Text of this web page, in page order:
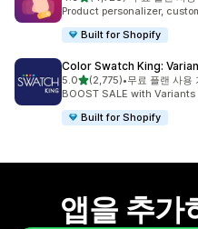
총 리뷰 4726개
Product personalizer,
Built for Shopify
Color Swatch King:
5.0별 5개 중
(2,775)
총 리뷰 2775개
•무료 플랜 사용
BOOST SALE with
Built for Shopify
앱을 추가